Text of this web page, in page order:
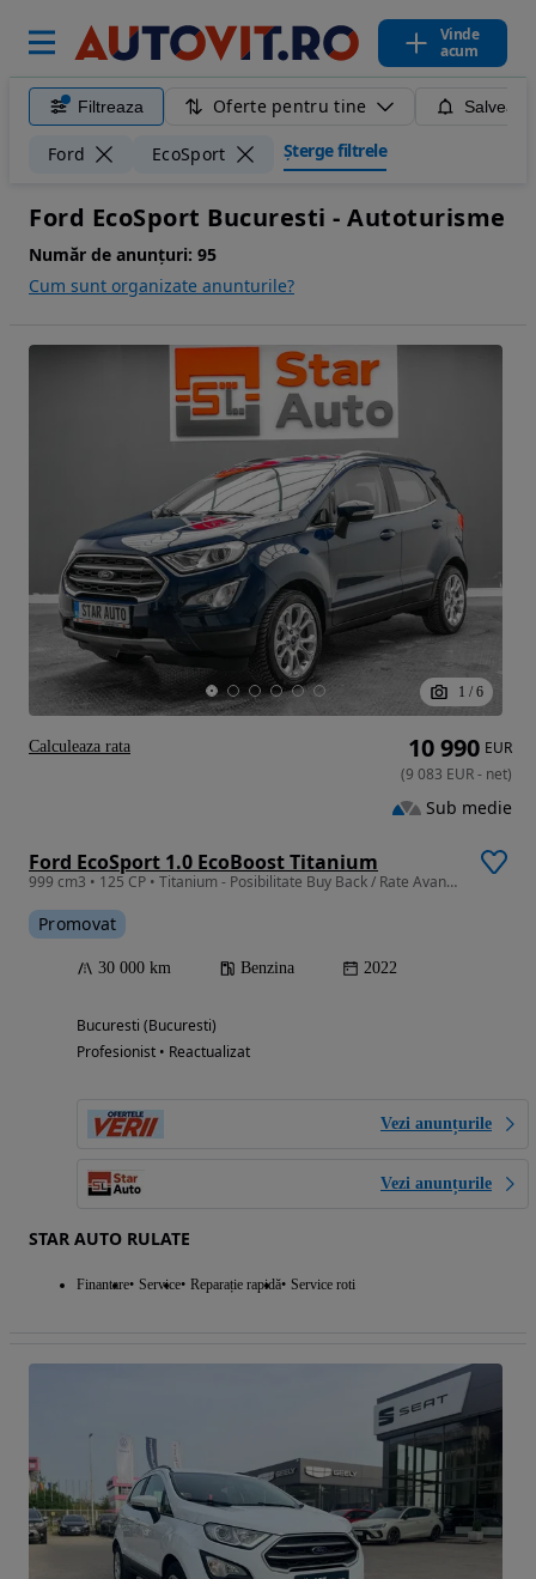
Vinde
acum
Filtreaza Oferte pentru tine
Ford EcoSport Șterge filtrele
Ford EcoSport Bucuresti - Autoturisme
Număr de anunțuri: 95
Cum sunt organizate anunturile?
1 / 6
Ford EcoSport 1.0 EcoBoost Titanium
999 cm3 • 125 CP • Titanium - Posibilitate Buy Back / Rate Avans 0% / Garantie 36 Luni
Promovat
30 000 km Benzina 2022
Bucuresti (Bucuresti)
Profesionist • Reactualizat
Vezi anunțurile
Vezi anunțurile
STAR AUTO RULATE
Finantare Service Reparație rapidă Service roti
10 990 EUR
(9 083 EUR- net)
Sub medie
Calculeaza rata